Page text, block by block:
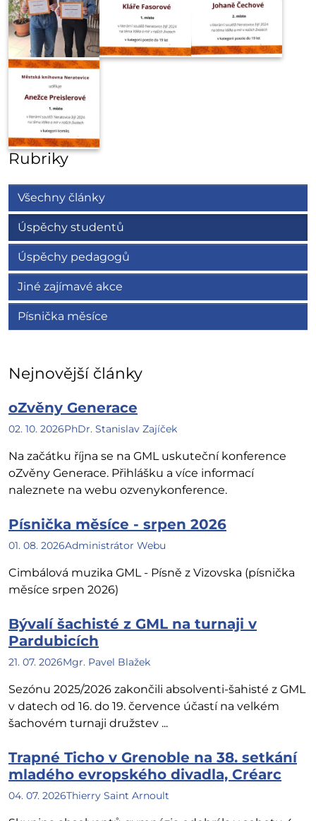
Rubriky
Všechny články
Úspěchy studentů
Úspěchy pedagogů
Jiné zajímavé akce
Písnička měsíce
Nejnovější články
oZvěny Generace
02. 10. 2026PhDr. Stanislav Zajíček
Na začátku října se na GML uskuteční konference
oZvěny Generace. Přihlášku a více informací
naleznete na webu ozvenykonference.
Písnička měsíce - srpen 2026
01. 08. 2026Administrátor Webu
Cimbálová muzika GML - Písně z Vizovska (písnička
měsíce srpen 2026)
Bývalí šachisté z GML na turnaji v
Pardubicích
21. 07. 2026Mgr. Pavel Blažek
Sezónu 2025/2026 zakončili absolventi-šahisté z GML
v datech od 16. do 19. července účastí na velkém
šachovém turnaji družstev ...
Trapné Ticho v Grenoble na 38. setkání
mladého evropského divadla, Créarc
04. 07. 2026Thierry Saint Arnoult